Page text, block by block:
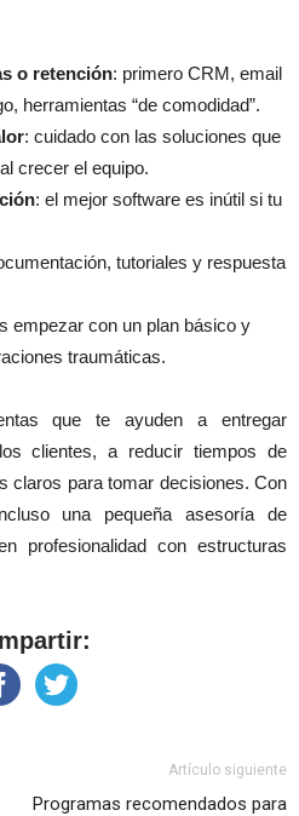
o retención: primero CRM, email
herramientas “de comodidad”.
: cuidado con las soluciones que
crecer el equipo.
: el mejor software es inútil si tu
tutoriales y respuesta
empezar con un plan básico y
traumáticas.
que te ayuden a entregar
clientes, a reducir tiempos de
claros para tomar decisiones. Con
una pequeña asesoría de
profesionalidad con estructuras
Artículo siguiente
Programas recomendados para